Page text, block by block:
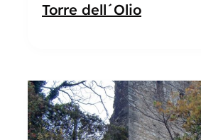
Torre dell´Olio
Popolare